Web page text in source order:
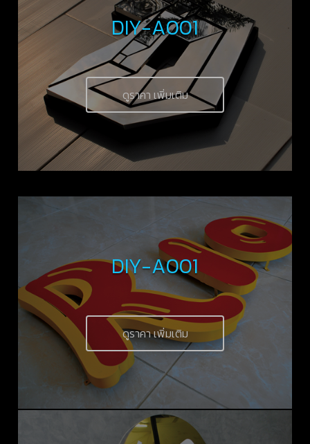
DIY-A001
ดูราคา เพิ่มเติม
DIY-A001
ดูราคา เพิ่มเติม